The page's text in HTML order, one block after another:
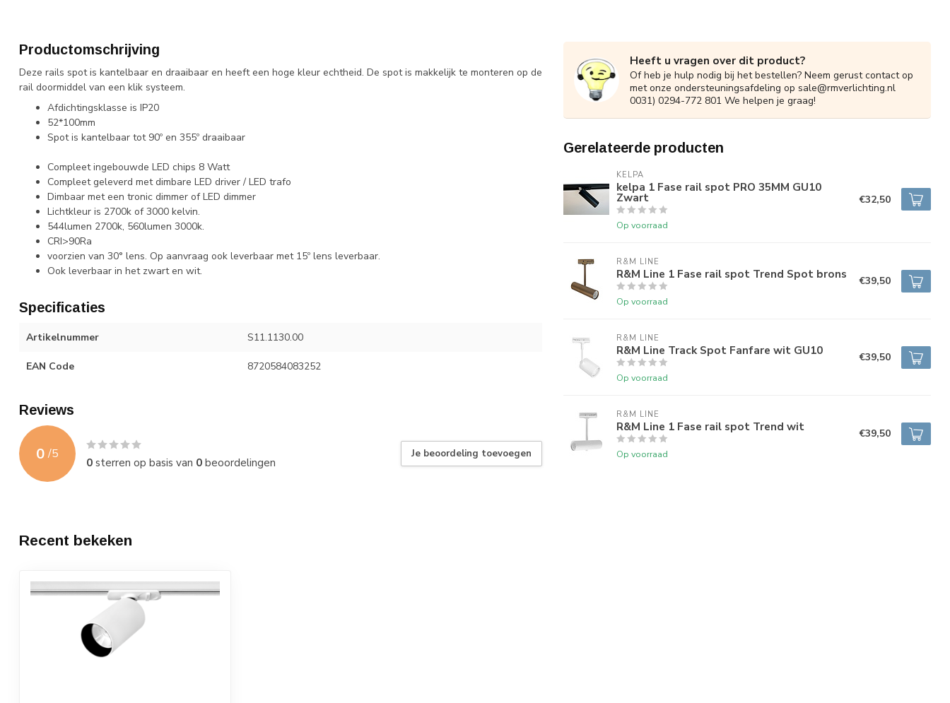
Productomschrijving
Deze rails spot is kantelbaar en draaibaar en heeft een hoge kleur echtheid. De spot is makkelijk te monteren op de
rail doormiddel van een klik systeem.
Afdichtingsklasse is IP20
52*100mm
Spot is kantelbaar tot 90º en 355º draaibaar
Compleet ingebouwde LED chips 8 Watt
Compleet geleverd met dimbare LED driver / LED trafo
Dimbaar met een tronic dimmer of LED dimmer
Lichtkleur is 2700k of 3000 kelvin.
544lumen 2700k, 560lumen 3000k.
CRI>90Ra
voorzien van 30° lens. Op aanvraag ook leverbaar met 15º lens leverbaar.
Ook leverbaar in het zwart en wit.
Specificaties
Artikelnummer S11.1130.00
EAN Code 8720584083252
Reviews
0 /5
0sterren op basis van 0beoordelingen
Je beoordeling toevoegen
Heeft u vragen over dit product?
Of heb je hulp nodig bij het bestellen? Neem gerust contact op
met onze ondersteuningsafdeling op sale@rmverlichting.nl
0031) 0294-772 801 We helpen je graag!
Gerelateerde producten
KELPA
kelpa 1 Fase rail spot PRO 35MM GU10
Zwart
Op voorraad
€32,50
R&M LINE
R&M Line 1 Fase rail spot Trend Spot brons
Op voorraad
€39,50
R&M LINE
R&M Line Track Spot Fanfare wit GU10
Op voorraad
€39,50
R&M LINE
R&M Line 1 Fase rail spot Trend wit
Op voorraad
€39,50
Recent bekeken